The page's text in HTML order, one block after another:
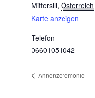
Mittersill, Österreich
Karte anzeigen
Telefon
06601051042
Ahnenzeremonie